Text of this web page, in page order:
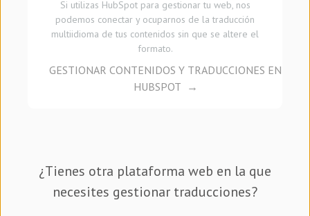
Si utilizas HubSpot para gestionar tu web, nos
podemos conectar y ocuparnos de la traducción
multiidioma de tus contenidos sin que se altere el
formato.
GESTIONAR CONTENIDOS Y TRADUCCIONES EN
HUBSPOT
¿Tienes otra plataforma web en la que
necesites gestionar traducciones?